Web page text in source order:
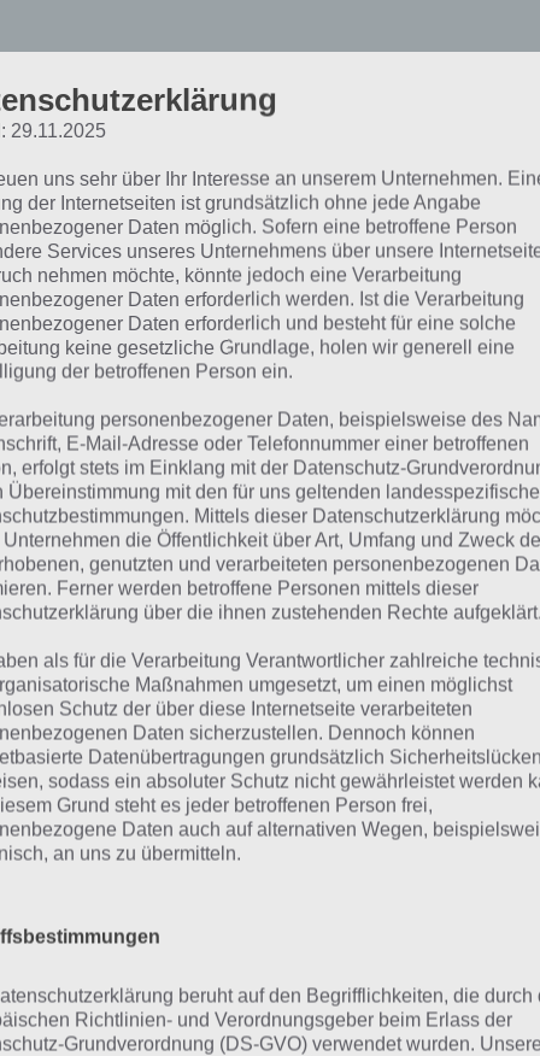
geht es in
Spielprinzip von Monopoly Hotels ähnelt dem originalen
in der App Monopoly Hotels baust du zwar ebenfalls
zu Würfeln noch ins Gefängnis gehen. Beim Start
geschenkt und musst dieses mit Zimmern,
Ausbauten erhälst du dann Geld, welches du
Zimmer investieren oder gleich in ein neues leeres
der zahlreichen Hotels und Ausbaumöglichkeiten wird
und es gibt immer etwas Neues zu entdecken,
Quest laufen die ganze Zeit nach belieben parallel
ab.
haben wir nun zahlreiche Tipps zur Spiele App
Hotels Tipps
Einstieg in Monopoly Hotels ist relativ einfach gestaltet,
alleine gelassen wirst, sieht das Ganze schon wieder
keine falschen Investitionen tätigst oder wichtige
für dich die wichtigsten Tipps und Tricks
1: Achte auf den Himmel
mit der ersten Sekunde Monopoly Hotels fallen
29.11.2025
uns sehr über Ihr Interesse an unserem Unternehmen.
der Internetseiten ist grundsätzlich ohne jede Angabe
Daten möglich. Sofern eine betroffene Person
Services unseres Unternehmens über unsere
nehmen möchte, könnte jedoch eine Verarbeitung
Daten erforderlich werden. Ist die Verarbeitung
Daten erforderlich und besteht für eine solche
keine gesetzliche Grundlage, holen wir generell eine
der betroffenen Person ein.
personenbezogener Daten, beispielsweise des
E-Mail-Adresse oder Telefonnummer einer betroffenen
erfolgt stets im Einklang mit der Datenschutz-
Übereinstimmung mit den für uns geltenden
Mittels dieser Datenschutzerklärung
Unternehmen die Öffentlichkeit über Art, Umfang und Zweck
genutzten und verarbeiteten personenbezogenen
Ferner werden betroffene Personen mittels dieser
über die ihnen zustehenden Rechte aufgeklärt.
als für die Verarbeitung Verantwortlicher zahlreiche
Maßnahmen umgesetzt, um einen möglichst
Schutz der über diese Internetseite verarbeiteten
Daten sicherzustellen. Dennoch können
Datenübertragungen grundsätzlich Sicherheitslücken
sodass ein absoluter Schutz nicht gewährleistet werden
Grund steht es jeder betroffenen Person frei,
Daten auch auf alternativen Wegen,
an uns zu übermitteln.
beruht auf den Begrifflichkeiten, die durch
Richtlinien- und Verordnungsgeber beim Erlass der
Grundverordnung (DS-GVO) verwendet wurden. Unsere